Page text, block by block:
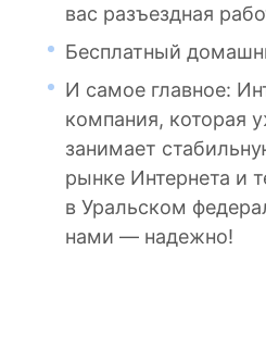
Оплата питания.
Возможность
Обучение за счет
Выездные
мероприятия и
Присоединяйся к
Вместе сделаем
Оформление в
РФ.
Стабильная
500 Р за месяц до
Формат работы:
офисе/online-
(Home-office).
График работы 2/
выходными.
вас разъездная
Бесплатный
И самое главное:
компания, которая
занимает
рынке Интернета и
в Уральском
нами — надежно!